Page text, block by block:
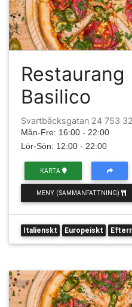
Restaurang
Basilico
Svartbäcksgatan 24 753
Mån-Fre: 16:00 - 22:00
Lör-Sön: 12:00 - 22:00
KARTA
MENY (SAMMANFATTNING)
Italienskt Europeiskt